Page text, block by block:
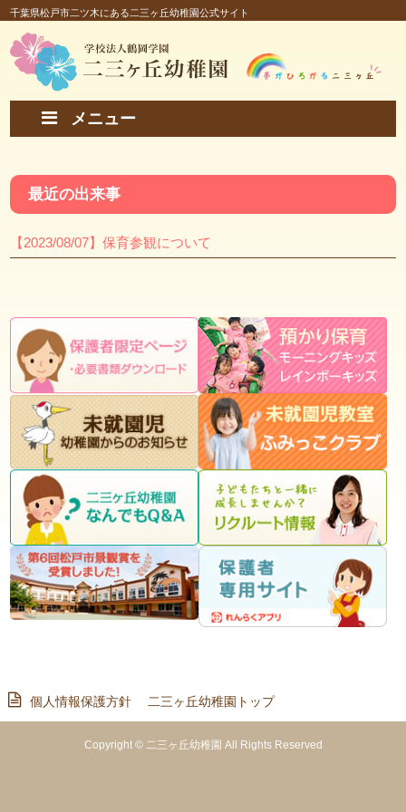
千葉県松戸市二ツ木にある二三ヶ丘幼稚園公式サイト
メニュー
最近の出来事
【2023/08/07】保育参観について
個人情報保護方針 二三ヶ丘幼稚園トップ
Copyright © 二三ヶ丘幼稚園 All Rights Reserved